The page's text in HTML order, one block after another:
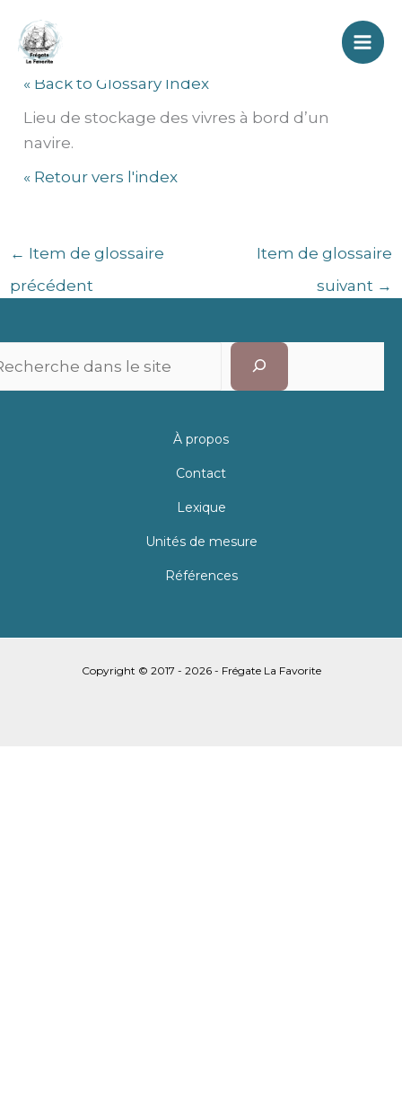
contenu
Cambuse
« Back to Glossary Index
Lieu de stockage des vivres à bord d’un
navire.
« Retour vers l'index
← Item de glossaire
précédent
Item de glossaire
suivant →
À propos
Contact
Lexique
Unités de mesure
Références
Copyright © 2017 - 2026 - Frégate La Favorite